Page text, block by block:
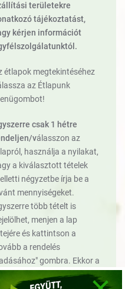
területekre
tájékoztatást,
kérjen információt
étlapok megtekintéséhez
az Étlapunk
csak 1 hétre
válasszon az
használja a nyilakat,
a kiválasztott tételek
négyzetbe írja be a
mennyiségeket.
több tételt is
menjen a lap
és kattintson a
a rendelés
gombra. Ekkor a
összesíti az Ön által